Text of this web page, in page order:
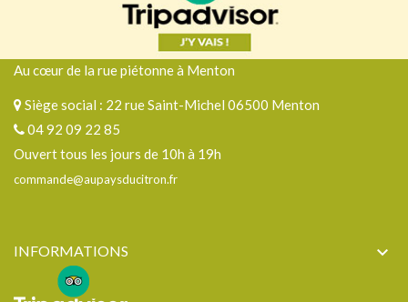
Au cœur de la rue piétonne à Menton
Siège social : 22 rue Saint-Michel 06500 Menton
04 92 09 22 85
Ouvert tous les jours de 10h à 19h
commande@aupaysducitron.fr
INFORMATIONS 